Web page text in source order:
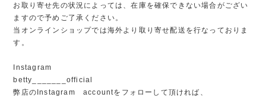
お取り寄せ先の状況によっては、在庫を確保できない場合がござい
ますので予めご了承ください。
当オンラインショップでは海外より取り寄せ配送を行なっておりま
す。
Instagram
betty_______official
弊店のInstagram accountをフォローして頂ければ、